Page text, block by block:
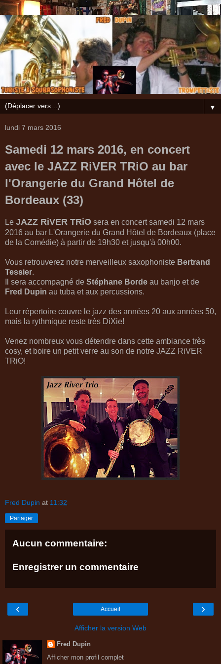
▼
lundi 7 mars 2016
Samedi 12 mars 2016, en concert
avec le JAZZ RiVER TRiO au bar
l'Orangerie du Grand Hôtel de
Bordeaux (33)
Le JAZZ RiVER TRiO sera en concert samedi 12 mars
2016 au bar L'Orangerie du Grand Hôtel de Bordeaux (place
de la Comédie) à partir de 19h30 et jusqu'à 00h00.
Vous retrouverez notre merveilleux saxophoniste Bertrand
Tessier.
Il sera accompagné de Stéphane Borde au banjo et de
Fred Dupin au tuba et aux percussions.
Leur répertoire couvre le jazz des années 20 aux années 50,
mais la rythmique reste très DiXie!
Venez nombreux vous détendre dans cette ambiance très
cosy, et boire un petit verre au son de notre JAZZ RiVER
TRiO!
Fred Dupin at 11:32
Partager
Aucun commentaire:
Enregistrer un commentaire
‹ ›
Accueil
Afficher la version Web
Fred Dupin
Afficher mon profil complet